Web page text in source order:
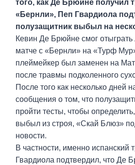
того, как Де Брюйне получил
«Бернли», Пеп Гвардиола
полузащитник выбыл на
Кевин Де Брюйне смог
матче с «Бернли» на «Турф
плеймейкер был заменен на
после травмы подколенного
После того как несколько дней
сообщения о том, что
пройти тесты, чтобы
выбыл из строя, «Скай Блюз»
новости.
В частности, именно испанский
Гвардиола подтвердил, что Де